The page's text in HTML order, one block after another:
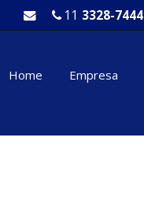
11 3328-7444
Home Empresa